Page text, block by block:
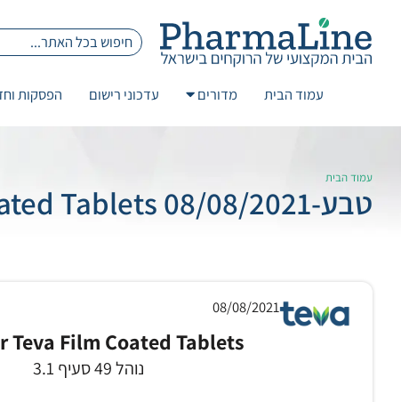
עמוד הבית מדורים עדכוני רישום הפסקות
עמוד הבית
טבע-08/08/2021 Emtrivir Teva Film Coated Tablets
08/08/2021
Teva Film Coated Tablets
נוהל 49 סעיף 3.1